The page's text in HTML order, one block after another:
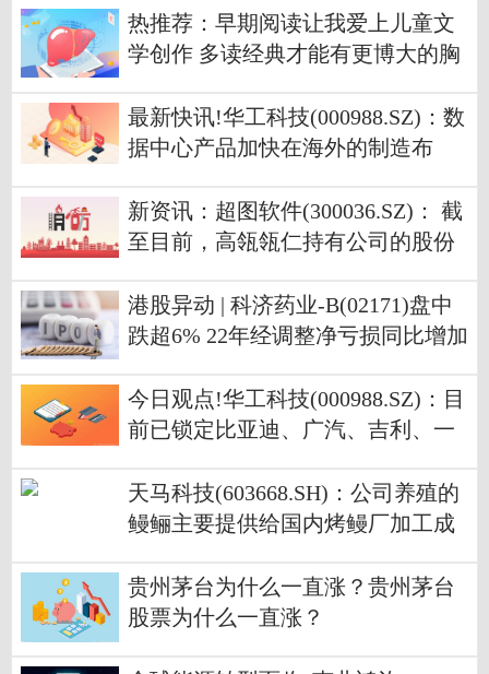
热推荐：早期阅读让我爱上儿童文
学创作 多读经典才能有更博大的胸
最新快讯!华工科技(000988.SZ)：数
据中心产品加快在海外的制造布
品
新资讯：超图软件(300036.SZ)： 截
至目前，高瓴瓴仁持有公司的股份
港股异动 | 科济药业-B(02171)盘中
跌超6% 22年经调整净亏损同比增加
今日观点!华工科技(000988.SZ)：目
前已锁定比亚迪、广汽、吉利、一
C项目、宁德时代第三代电池包项
目等多个PTC加热器产品等
天马科技(603668.SH)：公司养殖的
鳗鲡主要提供给国内烤鳗厂加工成
贵州茅台为什么一直涨？贵州茅台
股票为什么一直涨？